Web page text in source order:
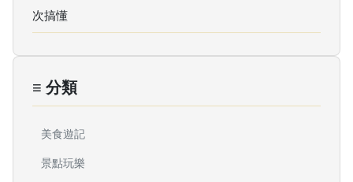
次搞懂
≡ 分類
美食遊記
景點玩樂